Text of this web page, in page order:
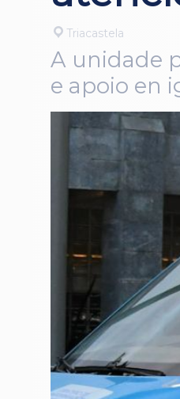
Triacastela
A unidade
e apoio en